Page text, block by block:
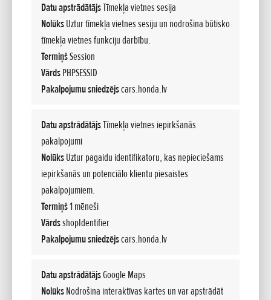
Datu apstrādātājsTīmekļa vietnes sesija
NolūksUztur tīmekļa vietnes sesiju un nodrošina būtisko
tīmekļa vietnes funkciju darbību.
TermiņšSession
VārdsPHPSESSID
Pakalpojumu sniedzējscars.honda.lv
Datu apstrādātājsTīmekļa vietnes iepirkšanās
pakalpojumi
NolūksUztur pagaidu identifikatoru, kas nepieciešams
iepirkšanās un potenciālo klientu piesaistes
pakalpojumiem.
Termiņš1 mēneši
VārdsshopIdentifier
Pakalpojumu sniedzējscars.honda.lv
Datu apstrādātājsGoogle Maps
NolūksNodrošina interaktīvas kartes un var apstrādāt
BRAUCIET LAIMĪGI
Ikviens automobilis tiek būvēts braukšanas priekam un lai
atbilstu Jums un Jūsu dzīvei. Kad Jūs braucat ar Honda,
mēs vēlamies, lai Jūs izjustu tādu pašu prieku kā mēs, to
MŪSU FILOSOFIJA
VEIDOJOT LOJALITĀTI
Mūsu klienti dara mums zināmu, ja mēs visu izdarām
pareizi, – un ar to mēs ļoti lepojamies. Šobrīd Eiropa mēs
būvējam 4 un 5 durvju Civic, pasaulē iecienītāko SUV – CR-
V, kā arī Top Gear 2017. gada Gada auto – Civic Type R.